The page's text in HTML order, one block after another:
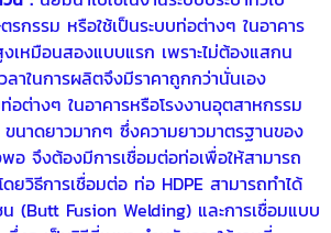
รกรรม หรือใช้เป็นระบบท่อต่างๆ ในอาคาร
งเหมือนสองแบบแรก เพราะไม่ต้องแสกน
ลาในการผลิตจึงมีราคาถูกกว่านั่นเอง
อต่างๆ ในอาคารหรือโรงงานอุตสาหกรรม
นาดยาวมากๆ ซึ่งความยาวมาตรฐานของ
อ จึงต้องมีการเชื่อมต่อท่อเพื่อให้สามารถ
ยวิธีการเชื่อมต่อ ท่อ HDPE สามารถทำได้
(Butt Fusion Welding) และการเชื่อมแบบ